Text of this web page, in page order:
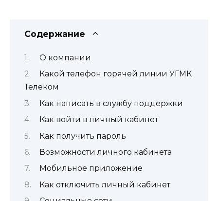
Содержание
О компании
Какой телефон горячей линии УГМК
Телеком
Как написать в службу поддержки
Как войти в личный кабинет
Как получить пароль
Возможности личного кабинета
Мобильное приложение
Как отключить личный кабинет